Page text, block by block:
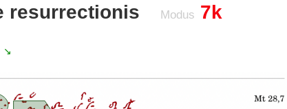
resurrectionis Modus 7k
↘️